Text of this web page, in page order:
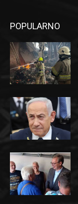
POPULARNO